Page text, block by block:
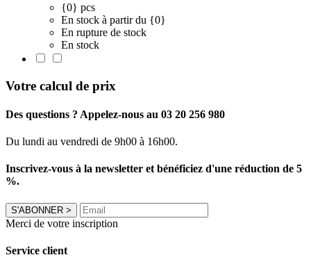
{0} pcs
En stock à partir du {0}
En rupture de stock
En stock
Votre calcul de prix
Des questions ? Appelez-nous au 03 20 256 980
Du lundi au vendredi de 9h00 à 16h00.
Inscrivez-vous à la newsletter et bénéficiez d'une réduction de 5
%.
S'ABONNER >
Merci de votre inscription
Service client